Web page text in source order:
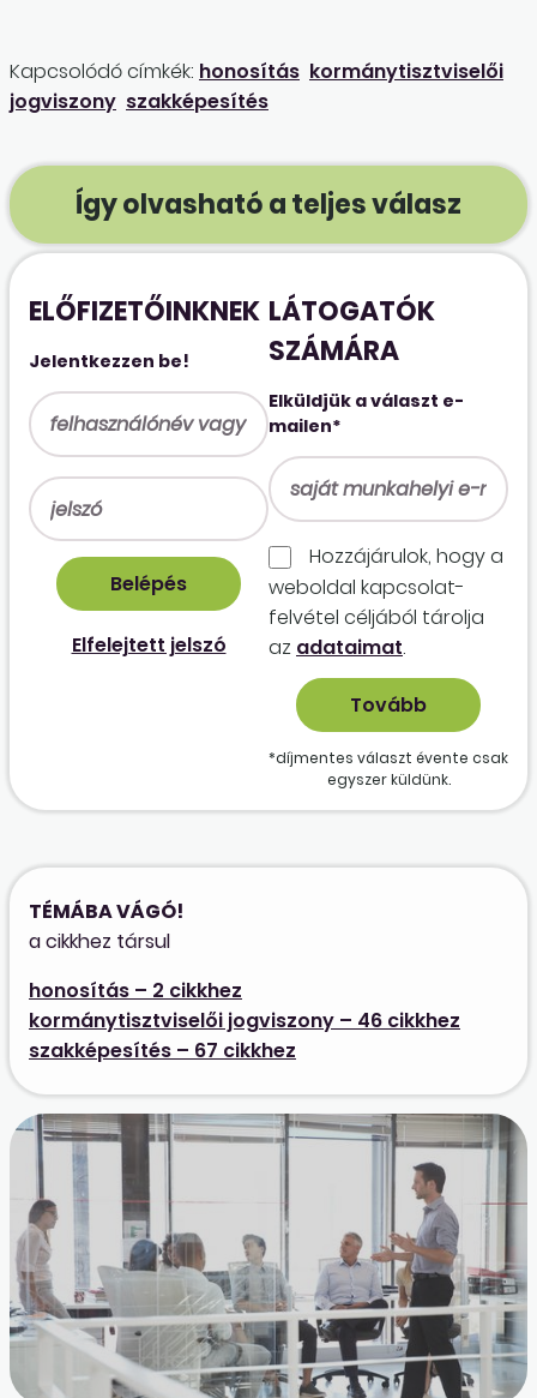
Kapcsolódó címkék: honosítás kormánytisztviselői
jogviszony szakképesítés
Így olvasható a teljes válasz
ELŐFIZETŐINKNEK
Jelentkezzen be!
Elfelejtett jelszó
LÁTOGATÓK
SZÁMÁRA
Elküldjük a választ e-
mailen*
Hozzájárulok, hogy a
weboldal kapcso­lat­
felvétel céljából tárolja
az adataimat.
*díjmentes választ évente csak
egyszer küldünk.
TÉMÁBA VÁGÓ!
a cikkhez társul
honosítás – 2 cikkhez
kormánytisztviselői jogviszony – 46 cikkhez
szakképesítés – 67 cikkhez